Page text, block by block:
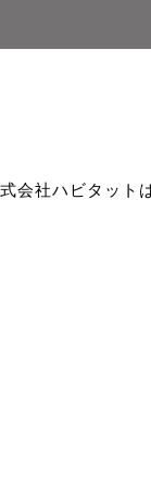
会社ハビタット